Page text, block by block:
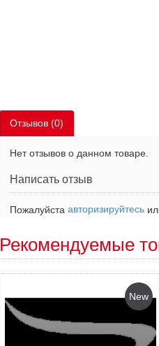
Отзывов (0)
Нет отзывов о данном товаре.
Написать отзыв
Пожалуйста авторизируйтесь
Рекомендуемые
New